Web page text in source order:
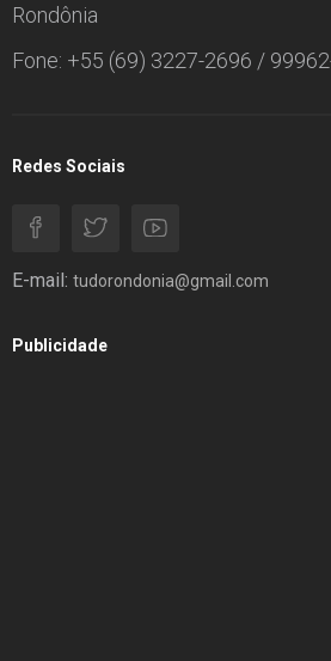
Rondônia
Fone: +55 (69) 3227-2696 /
Redes Sociais
E-mail: tudorondonia@gmail.com
Publicidade